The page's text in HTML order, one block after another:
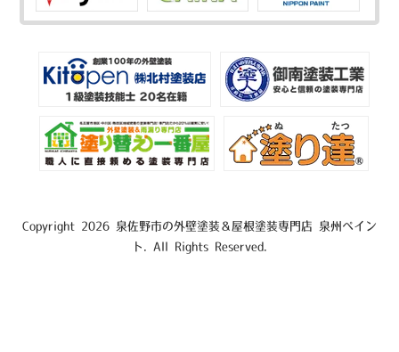
Copyright 2026 泉佐野市の外壁塗装＆屋根塗装専門店 泉州ペイン
ト. All Rights Reserved.